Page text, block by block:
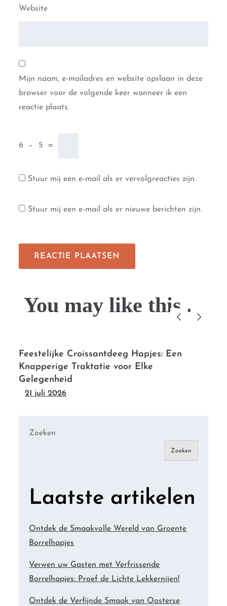
Website
Mijn naam, e-mailadres en website opslaan in deze
browser voor de volgende keer wanneer ik een
reactie plaats.
6 − 5 =
Stuur mij een e-mail als er vervolgreacties zijn.
Stuur mij een e-mail als er nieuwe berichten zijn.
You may like this....
Feestelijke Croissantdeeg Hapjes: Een
Knapperige Traktatie voor Elke
Gelegenheid
21 juli 2026
Zoeken
Zoeken
Laatste artikelen
Ontdek de Smaakvolle Wereld van Groente
Borrelhapjes
Verwen uw Gasten met Verfrissende
Borrelhapjes: Proef de Lichte Lekkernijen!
Ontdek de Verfijnde Smaak van Oosterse